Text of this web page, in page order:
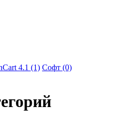
4.1 (1) Софт (0)